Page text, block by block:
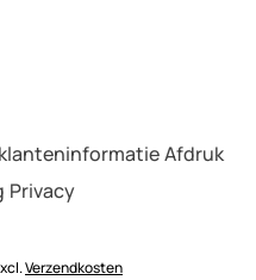
Afdruk
Privacy
Verzendkosten